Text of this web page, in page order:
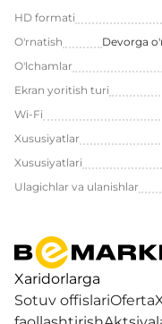
HD formati
O'rnatish
Devorga
O'lchamlar
Ekran yoritish turi
Wi-Fi
Xususiyatlar
Xususiyatlari
Ulagichlar va ulanishlar
Xaridorlarga
Sotuv offislariOferta